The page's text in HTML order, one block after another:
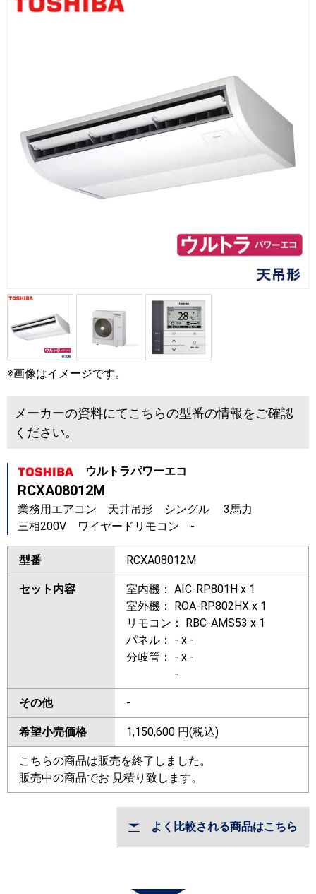
※画像はイメージです。
メーカーの資料にてこちらの型番の情報をご確認
ください。
ウルトラパワーエコ
RCXA08012M
業務用エアコン 天井吊形 シングル 3馬力
三相200V ワイヤードリモコン -
型番 RCXA08012M
セット内容
室内機： AIC-RP801H x 1
室外機： ROA-RP802HX x 1
リモコン： RBC-AMS53 x 1
パネル： - x -
分岐管： - x -
-
その他 -
希望小売価格 1,150,600 円(税込)
こちらの商品は販売を終了しました。
販売中の商品でお 見積り致します。
よく比較される商品はこちら